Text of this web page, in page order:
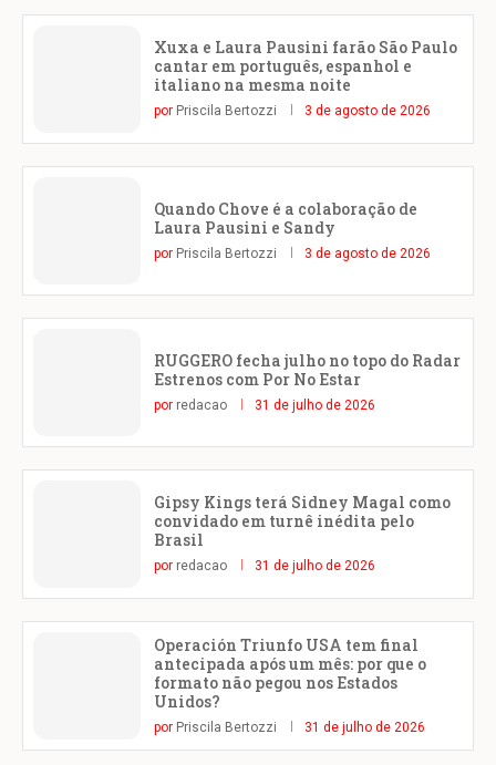
Xuxa e Laura Pausini farão São Paulo
cantar em português, espanhol e
italiano na mesma noite
por Priscila Bertozzi 3 de agosto de 2026
Quando Chove é a colaboração de
Laura Pausini e Sandy
por Priscila Bertozzi 3 de agosto de 2026
RUGGERO fecha julho no topo do Radar
Estrenos com Por No Estar
por redacao 31 de julho de 2026
Gipsy Kings terá Sidney Magal como
convidado em turnê inédita pelo
Brasil
por redacao 31 de julho de 2026
Operación Triunfo USA tem final
antecipada após um mês: por que o
formato não pegou nos Estados
Unidos?
por Priscila Bertozzi 31 de julho de 2026